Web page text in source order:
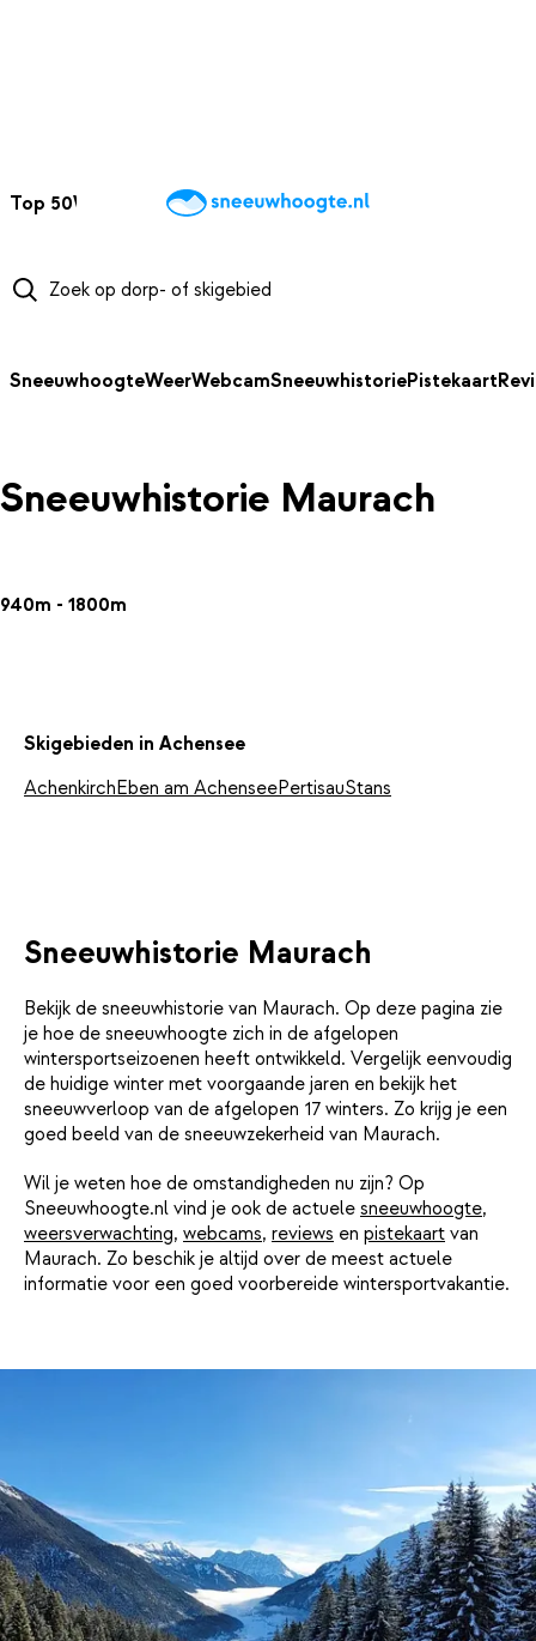
Top 50Webcams WintersportweerKaarten
SneeuwhoogteWeerWebcamSneeuwhistoriePistekaart
Sneeuwhistorie Maurach
940m - 1800m
Skigebieden in Achensee
AchenkirchEben am AchenseePertisauStans
Sneeuwhistorie Maurach
Bekijk de sneeuwhistorie van Maurach. Op deze pagina zie
je hoe de sneeuwhoogte zich in de afgelopen
wintersportseizoenen heeft ontwikkeld. Vergelijk eenvoudig
de huidige winter met voorgaande jaren en bekijk het
sneeuwverloop van de afgelopen 17 winters. Zo krijg je een
goed beeld van de sneeuwzekerheid van Maurach.
Wil je weten hoe de omstandigheden nu zijn? Op
Sneeuwhoogte.nl vind je ook de actuele sneeuwhoogte,
weersverwachting, webcams, reviews en pistekaart van
Maurach. Zo beschik je altijd over de meest actuele
informatie voor een goed voorbereide wintersportvakantie.